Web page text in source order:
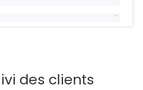
des clients